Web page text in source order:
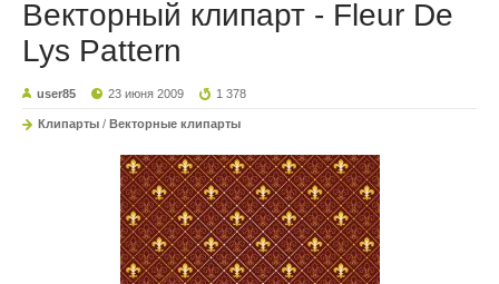
Векторный клипарт - Fleur De
Lys Pattern
user85 23 июня 2009 1 378
Клипарты / Векторные клипарты